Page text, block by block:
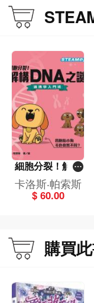
‧ 透過故事介各種科學主
‧ 讓孩子從小認識科學科技
細胞分裂！解構
DNA之謎-遺傳學
入門班[STEAM
卡洛斯‧帕索斯
$ 60.00
購買